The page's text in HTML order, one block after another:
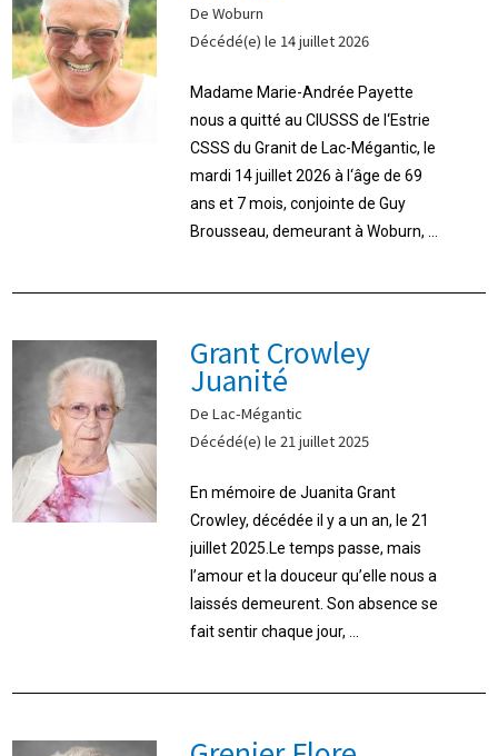
De Woburn
Décédé(e) le 14 juillet 2026
Madame Marie-Andrée Payette
nous a quitté au CIUSSS de l‘Estrie
CSSS du Granit de Lac-Mégantic, le
mardi 14 juillet 2026 à l‘âge de 69
ans et 7 mois, conjointe de Guy
Brousseau, demeurant à Woburn, ...
Grant Crowley
Juanité
De Lac-Mégantic
Décédé(e) le 21 juillet 2025
En mémoire de Juanita Grant
Crowley, décédée il y a un an, le 21
juillet 2025.Le temps passe, mais
l’amour et la douceur qu’elle nous a
laissés demeurent. Son absence se
fait sentir chaque jour, ...